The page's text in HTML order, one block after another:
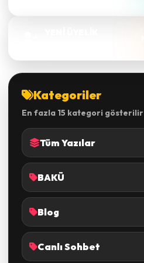
Kategoriler
En fazla 15 kategori gösterilir
Tüm Yazılar
BAKÜ
Blog
Canlı Sohbet